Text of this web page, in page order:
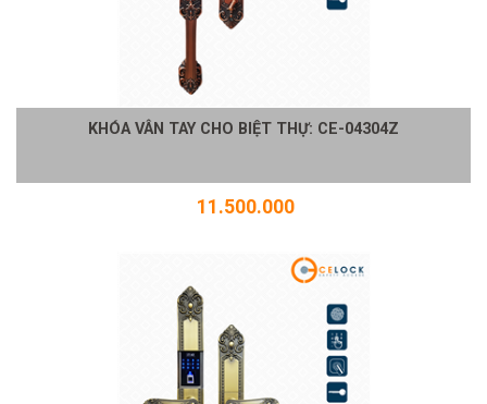
KHÓA VÂN TAY CHO BIỆT THỰ: CE-04304Z
11.500.000